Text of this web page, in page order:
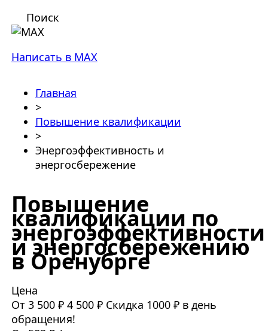
Поиск
Написать в MAX
Главная
>
Повышение квалификации
>
Энергоэффективность и
энергосбережение
Повышение
квалификации по
энергоэффективности
и энергосбережению
в Оренубрге
Цена
От 3 500 ₽ 4 500 ₽ Скидка 1000 ₽ в день
обращения!